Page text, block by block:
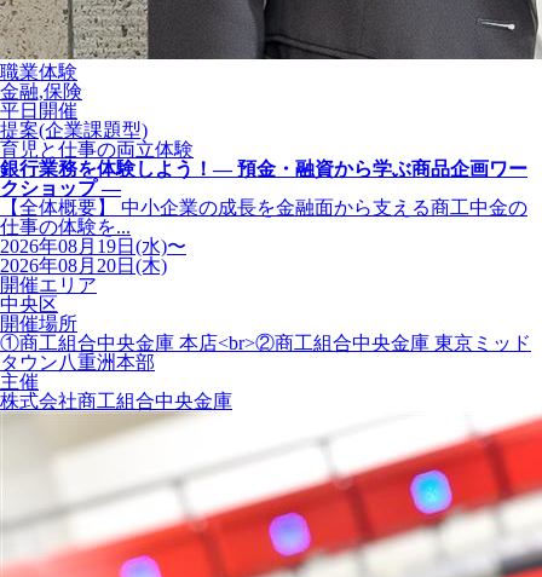
職業体験
金融,保険
平日開催
提案(企業課題型)
育児と仕事の両立体験
銀行業務を体験しよう！― 預金・融資から学ぶ商品企画ワー
クショップ ―
【全体概要】 中小企業の成長を金融面から支える商工中金の
仕事の体験を...
2026年08月19日(水)〜
2026年08月20日(木)
開催エリア
中央区
開催場所
①商工組合中央金庫 本店<br>②商工組合中央金庫 東京ミッド
タウン八重洲本部
主催
株式会社商工組合中央金庫